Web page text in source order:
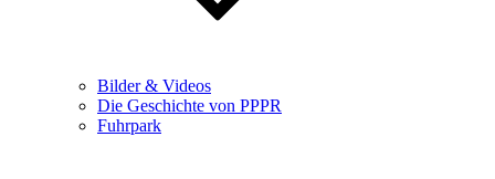
Bilder & Videos
Die Geschichte von PPPR
Fuhrpark